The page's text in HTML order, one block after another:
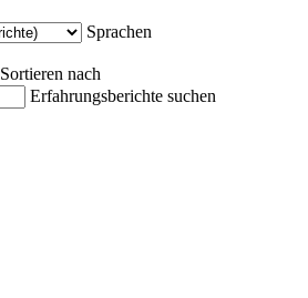
Sprachen
Sortieren nach
Erfahrungsberichte suchen